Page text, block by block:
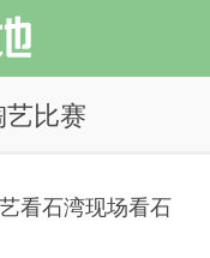
比赛
看石湾现场看石